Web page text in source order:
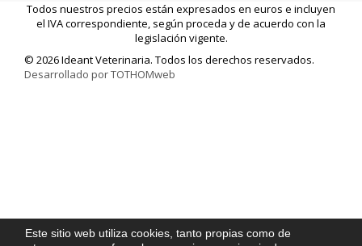
Este sitio web utiliza cookies, tanto propias como de
Todos nuestros precios están expresados en euros e incluyen
el IVA correspondiente, según proceda y de acuerdo con la
legislación vigente.
© 2026 Ideant Veterinaria. Todos los derechos reservados.
Desarrollado por TOTHOMweb